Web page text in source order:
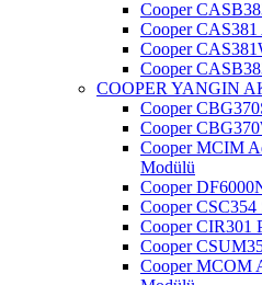
Cooper
Cooper CAS381
Cooper
Cooper
COOPER YANGIN
Cooper
Cooper
Cooper MCIM
Modülü
Cooper
Cooper
Cooper CIR301
Cooper
Cooper MCOM